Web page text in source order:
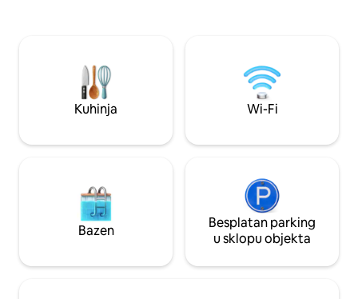
udaljeni su 5 minuta vožnje, a Eastsound
je udaljen samo 12 minuta.
biciklom do grada, uživajući u svemu
San Juan nudi.
Kuhinja Wi-Fi
Bazen
Besplatan parking
u sklopu objekta